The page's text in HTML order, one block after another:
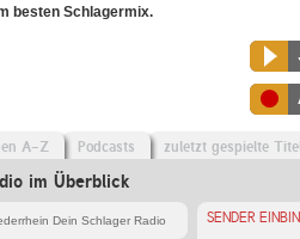
besten Schlagermix.
A-Z Podcasts zuletzt gespielte
im Überblick
Dein Schlager Radio
SENDER